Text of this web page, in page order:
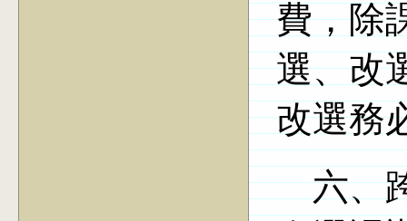
費，除
選、改
改選務
六、